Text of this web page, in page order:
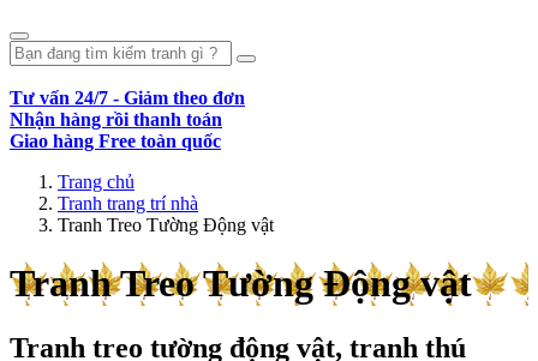
Tư vấn 24/7 - Giảm theo đơn
Nhận hàng rồi thanh toán
Giao hàng Free toàn quốc
Trang chủ
Tranh trang trí nhà
Tranh Treo Tường Động vật
Tranh Treo Tường Động vật
Tranh treo tường động vật, tranh thú